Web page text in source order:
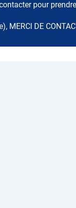
pour
MERCI DE